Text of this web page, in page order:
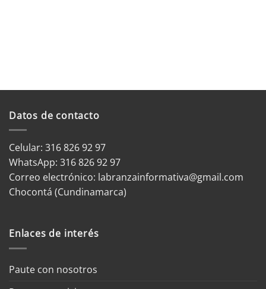
Datos de contacto
Celular: 316 826 92 97
WhatsApp: 316 826 92 97
Correo electrónico: labranzainformativa@gmail.com
Chocontá (Cundinamarca)
Enlaces de interés
Paute con nosotros